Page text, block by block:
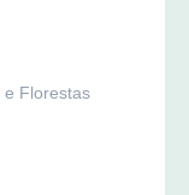
e Florestas